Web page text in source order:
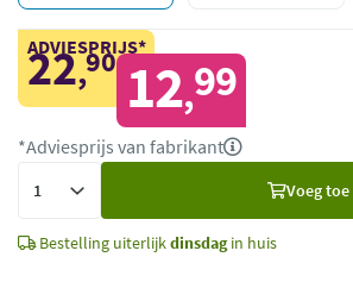
ADVIESPRIJS*
22,90 12,99
*Adviesprijs van fabrikant
Voeg toe
Bestelling uiterlijkdinsdagin huis